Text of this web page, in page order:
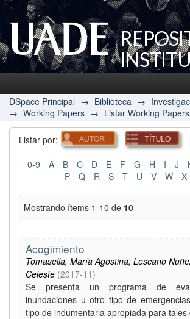
UADE
DSpace Principal → Biblioteca →
→ Working Papers → Listar Working
Listar por:
0-9 A B C D E F G H I J
P
Q R S T U V W X
Mostrando ítems 1-10 de 10
Acogimiento
Tomasella, María Agostina; Lescano
Celeste (2017-11)
Se presenta un programa de
inundaciones u otro tipo de
tipo de indumentaria apropiada para tales